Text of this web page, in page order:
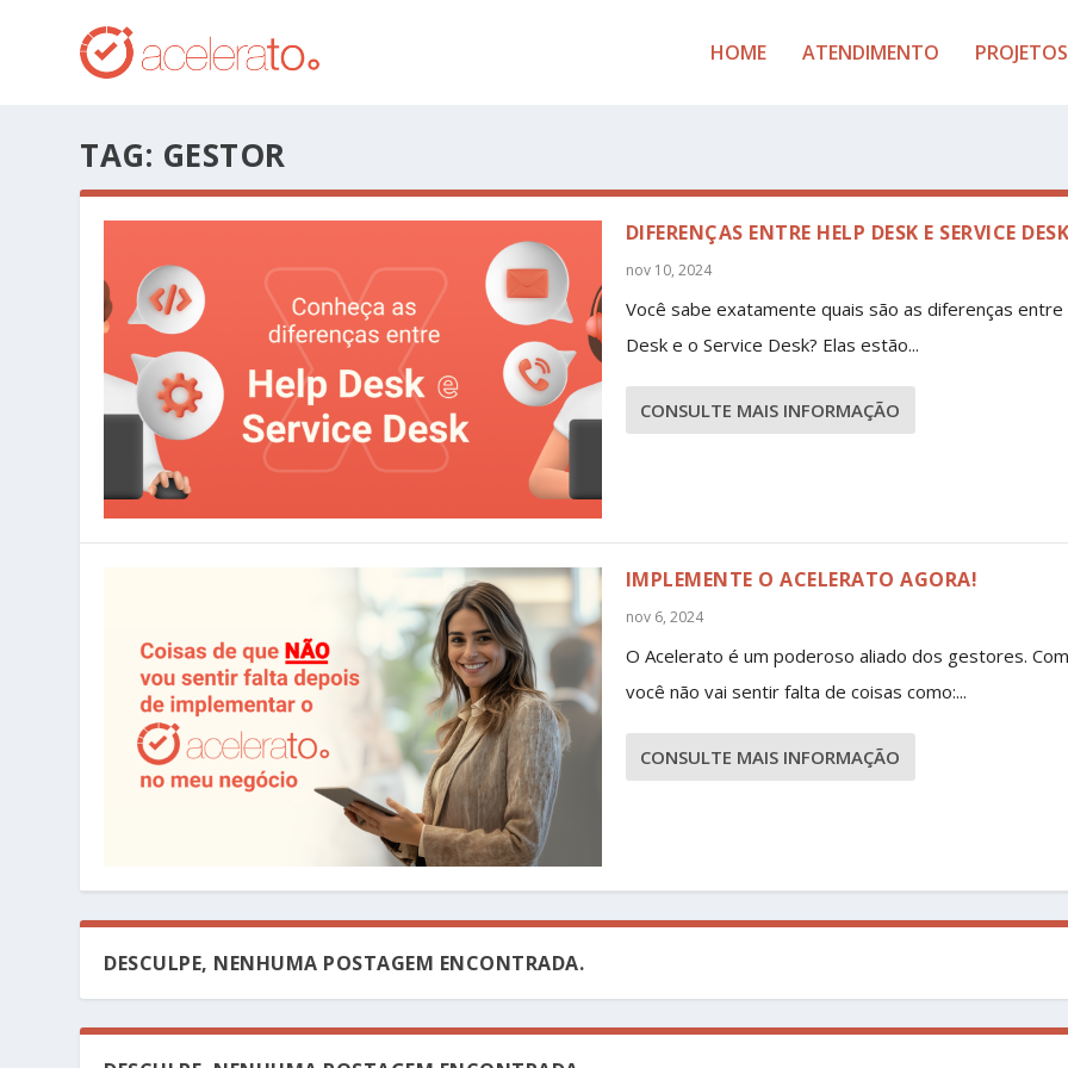
HOME ATENDIMENTO PROJETOS
TAG: GESTOR
DIFERENÇAS ENTRE HELP DESK E SERVICE
nov 10, 2024
Você sabe exatamente quais são as diferenças
Desk e o Service Desk? Elas estão...
CONSULTE MAIS INFORMAÇÃO
IMPLEMENTE O ACELERATO AGORA!
nov 6, 2024
O Acelerato é um poderoso aliado dos gestores.
você não vai sentir falta de coisas como:...
CONSULTE MAIS INFORMAÇÃO
DESCULPE, NENHUMA POSTAGEM ENCONTRADA.